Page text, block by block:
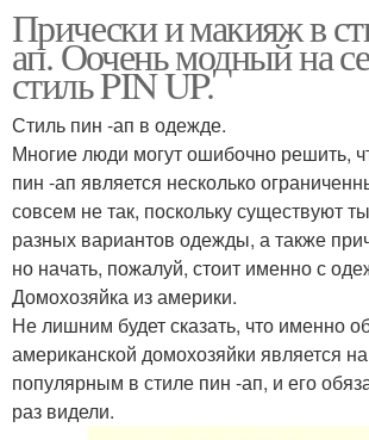
Прически и макияж в
ап. Оочень модный на
стиль PIN UP.
Стиль пин -ап в одежде.
Многие люди могут ошибочно решить,
пин -ап является несколько
совсем не так, поскольку существуют
разных вариантов одежды, а также
но начать, пожалуй, стоит именно с
Домохозяйка из америки.
Не лишним будет сказать, что именно
американской домохозяйки является
популярным в стиле пин -ап, и его
раз видели.